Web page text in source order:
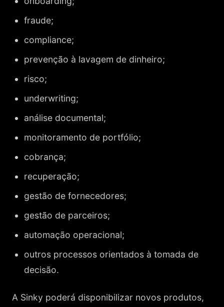
fraude;
compliance;
prevenção à lavagem de dinheiro;
risco;
underwriting;
análise documental;
monitoramento de portfólio;
cobrança;
recuperação;
gestão de fornecedores;
gestão de parceiros;
automação operacional;
outros processos orientados à tomada de
decisão.
A Sinky poderá disponibilizar novos produtos,